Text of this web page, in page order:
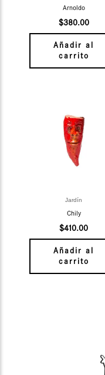
Arnoldo
$380.00
Añadir al
carrito
Jardín
Chily
$410.00
Añadir al
carrito